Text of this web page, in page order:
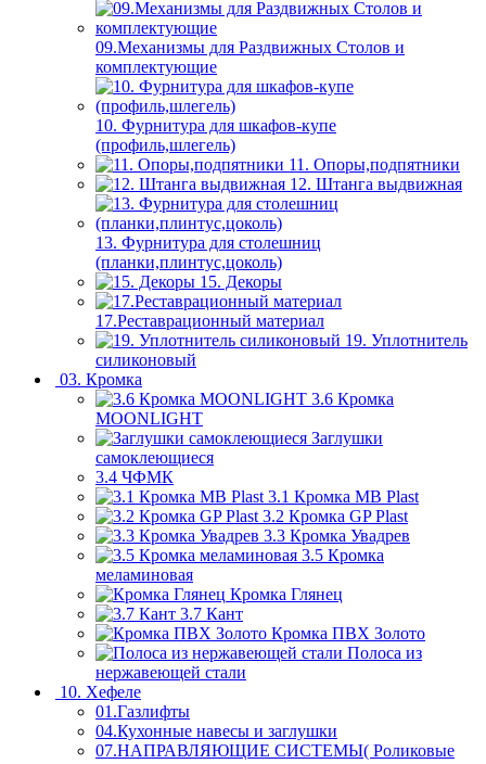
09.Механизмы для Раздвижных Столов и
комплектующие
10. Фурнитура для шкафов-купе
(профиль,шлегель)
11. Опоры,подпятники
12. Штанга выдвижная
13. Фурнитура для столешниц
(планки,плинтус,цоколь)
15. Декоры
17.Реставрационный материал
19. Уплотнитель
силиконовый
03. Кромка
3.6 Кромка
MOONLIGHT
Заглушки
самоклеющиеся
3.4 ЧФМК
3.1 Кромка MB Plast
3.2 Кромка GP Plast
3.3 Кромка Увадрев
3.5 Кромка
меламиновая
Кромка Глянец
3.7 Кант
Кромка ПВХ Золото
Полоса из
нержавеющей стали
10. Хефеле
01.Газлифты
04.Кухонные навесы и заглушки
07.НАПРАВЛЯЮЩИЕ СИСТЕМЫ( Роликовые